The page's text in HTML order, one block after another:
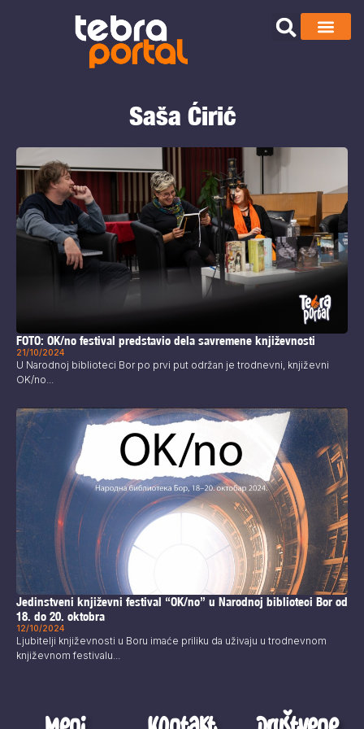
Saša Ćirić
FOTO: OK/no festival predstavio dela savremene književnosti
21/10/2024
U Narodnoj biblioteci Bor po prvi put održan je trodnevni, književni
OK/no...
Jedinstveni književni festival “OK/no” u Narodnoj biblioteci Bor od
18. do 20. oktobra
12/10/2024
Ljubitelji književnosti u Boru imaće priliku da uživaju u trodnevnom
književnom festivalu...